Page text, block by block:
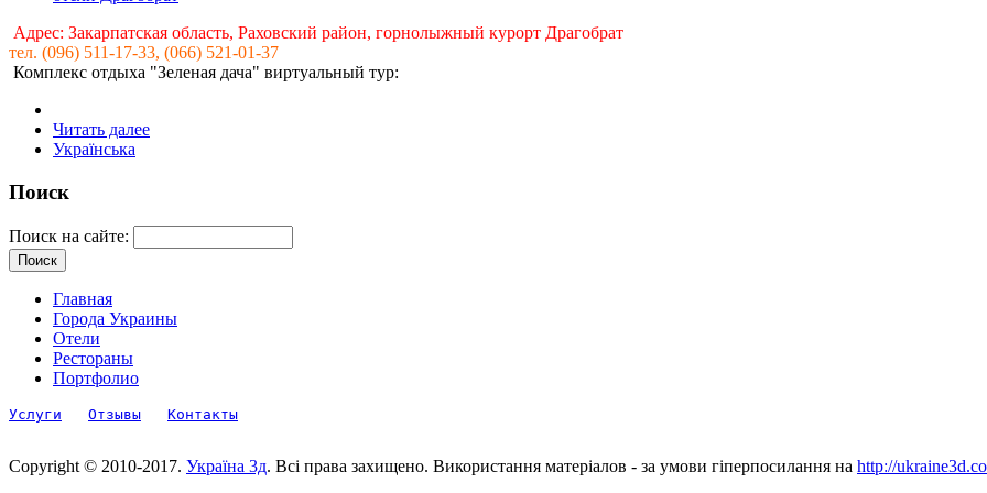
Адрес: Закарпатская область, Раховский район, горнолыжный курорт Драгобрат
тел. (096) 511-17-33, (066) 521-01-37
Комплекс отдыха "Зеленая дача" виртуальный тур:
Читать далее
Українська
Поиск
Поиск на сайте:
Главная
Города Украины
Отели
Рестораны
Портфолио
Услуги Отзывы Контакты
Copyright © 2010-2017. Україна 3д. Всі права захищено. Використання матеріалов - за умови гіперпосилання на http://